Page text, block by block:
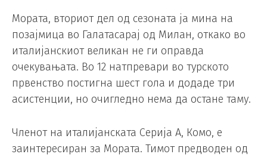
Мората, вториот дел од сезоната ја мина на
позајмица во Галатасарај од Милан, откако во
италијанскиот великан не ги оправда
очекувањата. Во 12 натпревари во турското
првенство постигна шест гола и додаде три
асистенции, но очигледно нема да остане таму.
Членот на италијанската Серија А, Комо, е
заинтересиран за Мората. Тимот предводен од